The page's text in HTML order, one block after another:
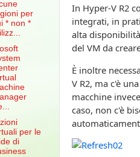
In Hyper-V R2
integrati, in
alta
del VM da
È inoltre
V R2, ma c'è
macchine
caso, non c'è
per
* non *
per le
di